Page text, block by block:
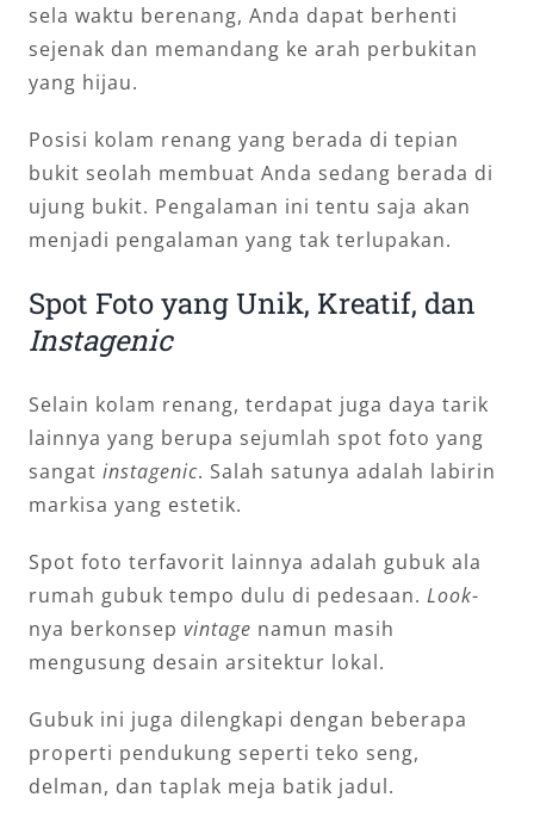
sela waktu berenang, Anda dapat berhenti
sejenak dan memandang ke arah perbukitan
yang hijau.
Posisi kolam renang yang berada di tepian
bukit seolah membuat Anda sedang berada di
ujung bukit. Pengalaman ini tentu saja akan
menjadi pengalaman yang tak terlupakan.
Spot Foto yang Unik, Kreatif, dan
Instagenic
Selain kolam renang, terdapat juga daya tarik
lainnya yang berupa sejumlah spot foto yang
sangat instagenic. Salah satunya adalah labirin
markisa yang estetik.
Spot foto terfavorit lainnya adalah gubuk ala
rumah gubuk tempo dulu di pedesaan. Look-
nya berkonsep vintage namun masih
mengusung desain arsitektur lokal.
Gubuk ini juga dilengkapi dengan beberapa
properti pendukung seperti teko seng,
delman, dan taplak meja batik jadul.